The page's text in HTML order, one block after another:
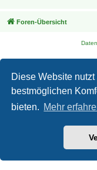
Diese Website
bestmöglichen
bieten. Mehr
Foren-Übersicht